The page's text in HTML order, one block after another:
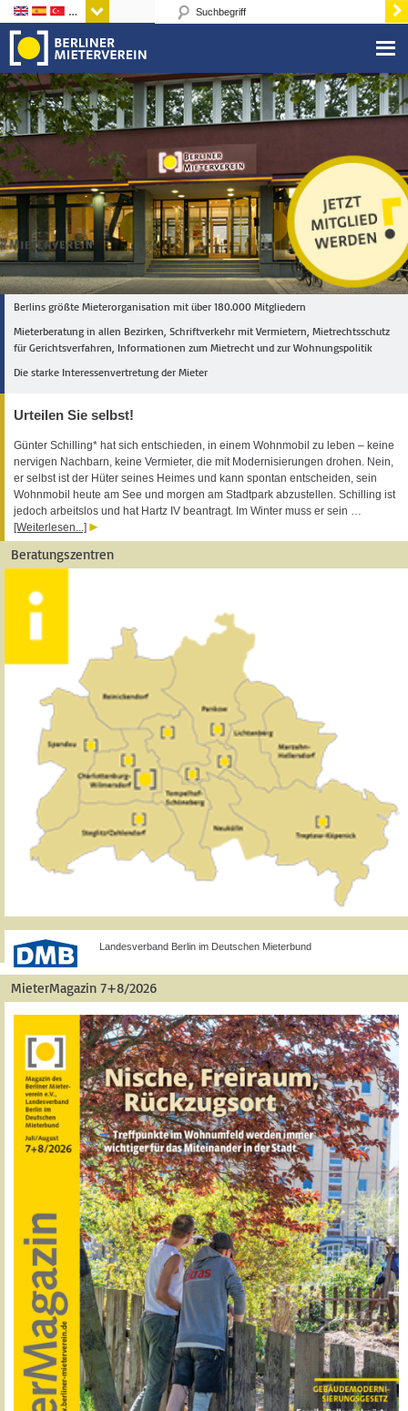
Sprachen
Berlins größte Mieterorganisation mit über 180.000 Mitgliedern
Mieterberatung in allen Bezirken, Schriftverkehr mit Vermietern, Mietrechtsschutz
für Gerichtsverfahren, Informationen zum Mietrecht und zur Wohnungspolitik
Die starke Interessenvertretung der Mieter
Urteilen Sie selbst!
Günter Schilling* hat sich entschieden, in einem Wohnmobil zu leben – keine
nervigen Nachbarn, keine Vermieter, die mit Modernisierungen drohen. Nein,
er selbst ist der Hüter seines Heimes und kann spontan entscheiden, sein
Wohnmobil heute am See und morgen am Stadtpark abzustellen. Schilling ist
jedoch arbeitslos und hat Hartz IV beantragt. Im Winter muss er sein …
[Weiterlesen...]
Beratungszentren
Landesverband Berlin im Deutschen Mieterbund
MieterMagazin 7+8/2026